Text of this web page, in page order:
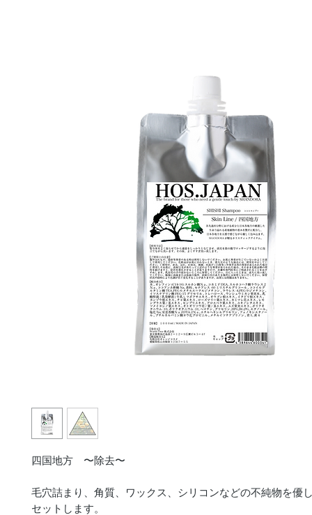
四国地方 〜除去〜
毛穴詰まり、角質、ワックス、シリコンなどの不純物を優
セットします。